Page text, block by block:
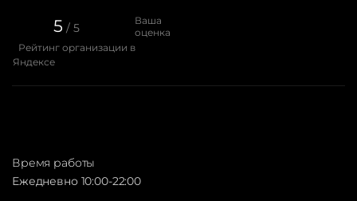
5 / 5
Ваша
оценка
Рейтинг организации в
Яндексе
Время работы
Ежедневно 10:00-22:00